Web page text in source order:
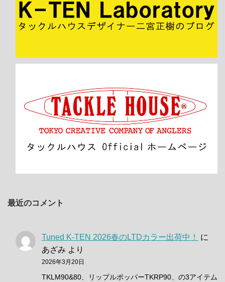
最近のコメント
Tuned K-TEN 2026春のLTDカラー出荷中！
に
あざみ より
2026年3月20日
TKLM90&80、リップルポッパーTKRP90、の3アイテム